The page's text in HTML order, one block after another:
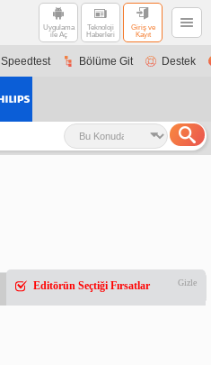
Uygulama
ile Aç
Teknoloji
Haberleri
Giriş ve
Kayıt
Speedtest Bölüme Git Destek
Editörün Seçtiği Fırsatlar Gizle